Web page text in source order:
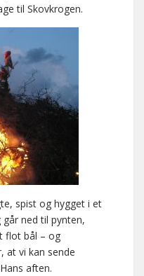
til Skovkrogen.
spist og hygget i et
ned til pynten,
flot bål – og
at vi kan sende
aften.